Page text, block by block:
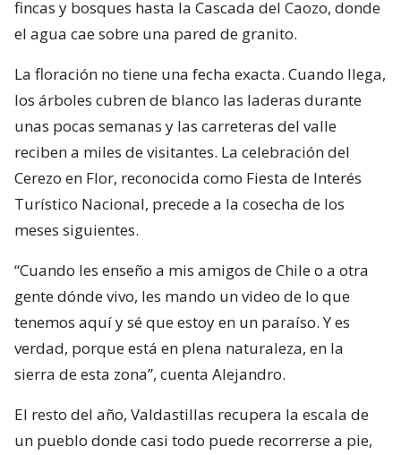
fincas y bosques hasta la Cascada del Caozo, donde
el agua cae sobre una pared de granito.
La floración no tiene una fecha exacta. Cuando llega,
los árboles cubren de blanco las laderas durante
unas pocas semanas y las carreteras del valle
reciben a miles de visitantes. La celebración del
Cerezo en Flor, reconocida como Fiesta de Interés
Turístico Nacional, precede a la cosecha de los
meses siguientes.
“Cuando les enseño a mis amigos de Chile o a otra
gente dónde vivo, les mando un video de lo que
tenemos aquí y sé que estoy en un paraíso. Y es
verdad, porque está en plena naturaleza, en la
sierra de esta zona”, cuenta Alejandro.
El resto del año, Valdastillas recupera la escala de
un pueblo donde casi todo puede recorrerse a pie,